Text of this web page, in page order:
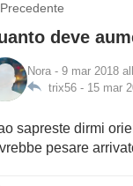
Precedente
deve
Nora - 9 mar 2018
trix56 - 15 mar
sapreste dirmi
pesare